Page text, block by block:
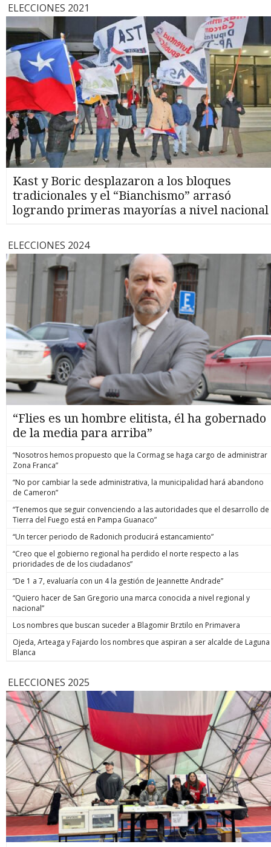
ELECCIONES 2021
Kast y Boric desplazaron a los bloques
tradicionales y el “Bianchismo” arrasó
logrando primeras mayorías a nivel nacional
ELECCIONES 2024
“Flies es un hombre elitista, él ha gobernado
de la media para arriba”
“Nosotros hemos propuesto que la Cormag se haga cargo de administrar
Zona Franca”
“No por cambiar la sede administrativa, la municipalidad hará abandono
de Cameron”
“Tenemos que seguir convenciendo a las autoridades que el desarrollo de
Tierra del Fuego está en Pampa Guanaco”
“Un tercer periodo de Radonich producirá estancamiento”
“Creo que el gobierno regional ha perdido el norte respecto a las
prioridades de de los ciudadanos”
“De 1 a 7, evaluaría con un 4 la gestión de Jeannette Andrade”
“Quiero hacer de San Gregorio una marca conocida a nivel regional y
nacional”
Los nombres que buscan suceder a Blagomir Brztilo en Primavera
Ojeda, Arteaga y Fajardo los nombres que aspiran a ser alcalde de Laguna
Blanca
ELECCIONES 2025